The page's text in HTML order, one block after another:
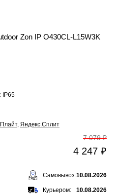
Zon IP O430CL-L15W3K
IP65
Плайт, Яндекс.Сплит
7 079 ₽
4 247 ₽
Самовывоз:10.08.2026
Курьером: 10.08.2026